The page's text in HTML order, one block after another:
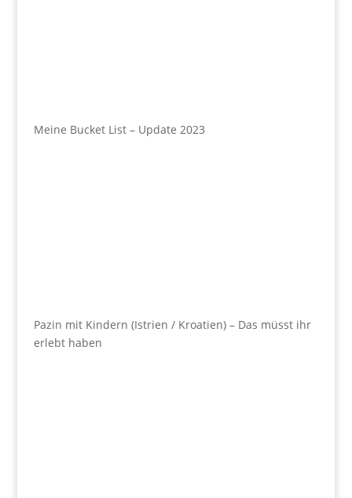
Meine Bucket List – Update 2023
Pazin mit Kindern (Istrien / Kroatien) – Das müsst ihr
erlebt haben